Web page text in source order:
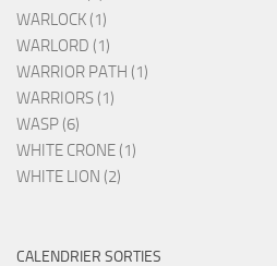
WARLOCK (1)
WARLORD (1)
WARRIOR PATH (1)
WARRIORS (1)
WASP (6)
WHITE CRONE (1)
WHITE LION (2)
CALENDRIER SORTIES